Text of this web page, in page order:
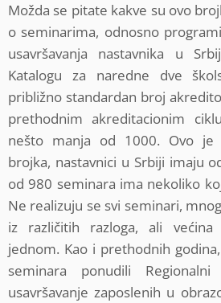
Možda se pitate kakve su ovo
o seminarima, odnosno
usavršavanja nastavnika u
Katalogu za naredne dve
približno standardan broj
prethodnim akreditacionim
nešto manja od 1000. Ovo je
brojka, nastavnici u Srbiji imaju
od 980 seminara ima nekoliko
Ne realizuju se svi seminari,
iz različitih razloga, ali
jednom. Kao i prethodnih
seminara ponudili
usavršavanje zaposlenih u